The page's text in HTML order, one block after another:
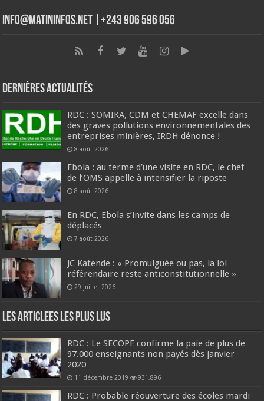
info@matininfos.net |+243 906 596 056
Dernières Actualités
RDC : SOMIKA, CDM et CHEMAF excelle dans
des graves pollutions environnementales des
entreprises minières, IRDH dénonce !
8 août 2026
Ebola : au terme d’une visite en RDC, le chef
de l’OMS appelle à intensifier la riposte
8 août 2026
En RDC, Ebola s’invite dans les camps de
déplacés
7 août 2026
JC Katende : « Promulguée ou pas, la loi
référendaire reste anticonstitutionnelle »
29 juillet 2026
Les Articlees les plus Lus
RDC : Le SECOPE confirme la paie de plus de
97.000 enseignants non payés dès janvier
2020
11 décembre 2019 931,896
RDC : Probable réouverture des écoles mardi